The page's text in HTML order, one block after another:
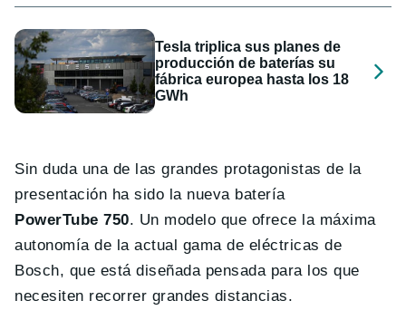
Tesla triplica sus planes de
producción de baterías su
fábrica europea hasta los 18
GWh
Sin duda una de las grandes protagonistas de la
presentación ha sido la nueva batería
PowerTube 750. Un modelo que ofrece la máxima
autonomía de la actual gama de eléctricas de
Bosch, que está diseñada pensada para los que
necesiten recorrer grandes distancias.